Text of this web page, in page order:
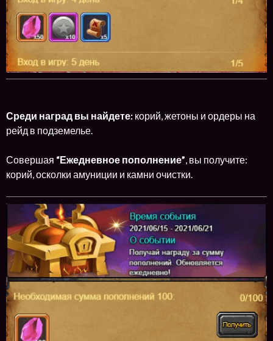
Среди наград вы найдете: корий, жетоны и ордеры на
рейд в подземелье.
Совершая “Ежедневное пополнение” , вы получите:
корий, осколки амуниции и камни очистки.